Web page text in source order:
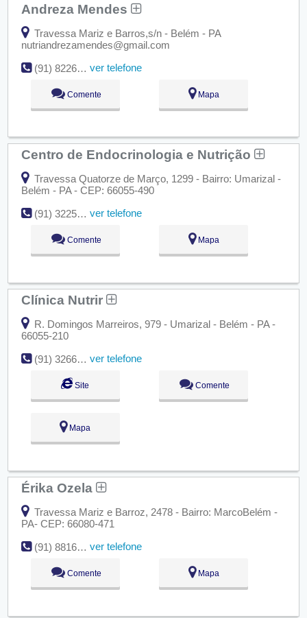
Andreza Mendes
Travessa Mariz e Barros,s/n - Belém - PA
nutriandrezamendes@gmail.com
(91) 8226-4074
ver telefone
Comente Mapa
Centro de Endocrinologia e Nutrição
Travessa Quatorze de Março, 1299 - Bairro: Umarizal -
Belém - PA - CEP: 66055-490
(91) 3225-5774
ver telefone
Comente Mapa
Clínica Nutrir
R. Domingos Marreiros, 979 - Umarizal - Belém - PA -
66055-210
(91) 3266-2800
ver telefone
Site Comente
Mapa
Érika Ozela
Travessa Mariz e Barroz, 2478 - Bairro: MarcoBelém -
PA- CEP: 66080-471
(91) 8816-0700eozela@hotmail.com ver telefone
Comente Mapa